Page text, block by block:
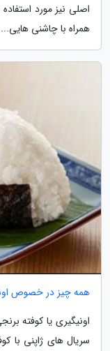
اصلی نیز مورد
همراه با چاشنی هایی...
همه چیز در خصوص
سریال های ژاپنی با